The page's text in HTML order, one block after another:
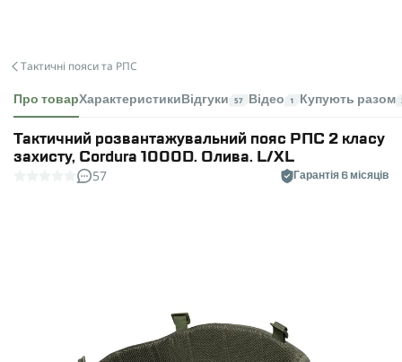
Тактичні пояси та РПС
Про товарХарактеристики Відгуки 57 Відео 1 Купують разом
Тактичний розвантажувальний пояс РПС 2 класу
захисту, Cordura 1000D. Олива. L/XL
57 Гарантія 6 місяців